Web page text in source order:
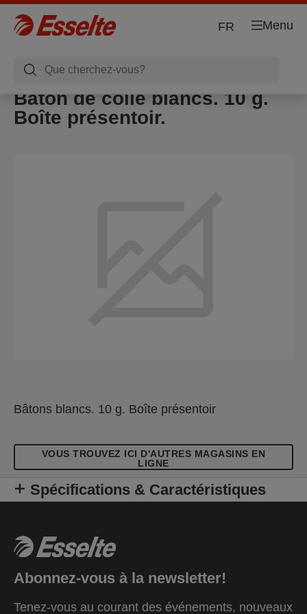
Menu
FR
Bâton de colle blancs. 10 g.
Boîte présentoir.
Bâtons blancs. 10 g. Boîte présentoir
VOUS TROUVEZ ICI D'AUTRES MAGASINS EN
LIGNE
Spécifications & Caractéristiques
Abonnez-vous à la newsletter!
Tenez-vous au courant des événements, nouveaux